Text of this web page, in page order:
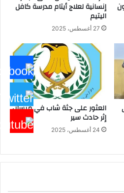
إنسانية لعلاج أيتام مدرسة كافل
اليتيم
27 أغسطس، 2025
العثور على جثة شاب في ميسان
إثر حادث سير
24 أغسطس، 2025